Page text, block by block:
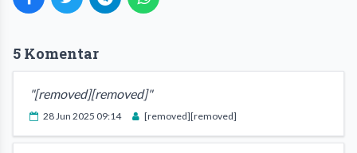
5 Komentar
"[removed][removed]"
28 Jun 2025 09:14 [removed][removed]